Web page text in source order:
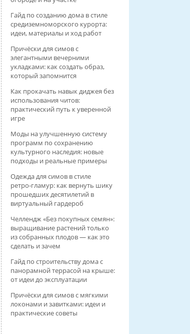
Гайд по созданию дома в стиле
средиземноморского курорта:
идеи, материалы и ход работ
Причёски для симов с
элегантными вечерними
укладками: как создать образ,
который запомнится
Как прокачать навык диджея без
использования читов:
практический путь к уверенной
игре
Моды на улучшенную систему
программ по сохранению
культурного наследия: новые
подходы и реальные примеры
Одежда для симов в стиле
ретро‑гламур: как вернуть шику
прошедших десятилетий в
виртуальный гардероб
Челлендж «Без покупных семян»:
выращивание растений только
из собранных плодов — как это
сделать и зачем
Гайд по строительству дома с
панорамной террасой на крыше:
от идеи до эксплуатации
Причёски для симов с мягкими
локонами и завитками: идеи и
практические советы